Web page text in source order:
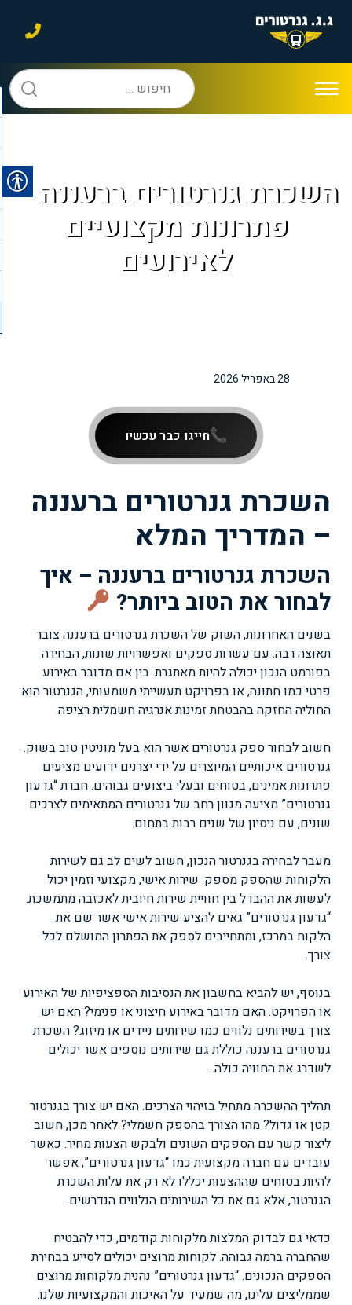
חיפוש:
השכרת גנרטורים ברעננה –
פתרונות מקצועיים
לאירועים
28 באפריל 2026
חייגו כבר עכשיו
השכרת גנרטורים ברעננה
– המדריך המלא
השכרת גנרטורים ברעננה – איך
לבחור את הטוב ביותר?
בשנים האחרונות, השוק של השכרת גנרטורים ברעננה צובר
תאוצה רבה. עם עשרות ספקים ואפשרויות שונות, הבחירה
בפורמט הנכון יכולה להיות מאתגרת. בין אם מדובר באירוע
פרטי כמו חתונה, או בפרויקט תעשייתי משמעותי, הגנרטור הוא
החוליה החזקה בהבטחת זמינות אנרגיה חשמלית רציפה.
חשוב לבחור ספק גנרטורים אשר הוא בעל מוניטין טוב בשוק.
גנרטורים איכותיים המיוצרים על ידי יצרנים ידועים מציעים
פתרונות אמינים, בטוחים ובעלי ביצועים גבוהים. חברת “גדעון
גנרטורים” מציעה מגוון רחב של גנרטורים המתאימים לצרכים
שונים, עם ניסיון של שנים רבות בתחום.
מעבר לבחירה בגנרטור הנכון, חשוב לשים לב גם לשירות
הלקוחות שהספק מספק. שירות אישי, מקצועי וזמין יכול
לעשות את ההבדל בין חוויית שירות חיובית לאכזבה מתמשכת.
“גדעון גנרטורים” גאים להציע שירות אישי אשר שם את
הלקוח במרכז, ומתחייבים לספק את הפתרון המושלם לכל
צורך.
בנוסף, יש להביא בחשבון את הנסיבות הספציפיות של האירוע
או הפרויקט. האם מדובר באירוע חיצוני או פנימי? האם יש
צורך בשירותים נלווים כמו שירותים ניידים או מיזוג? השכרת
גנרטורים ברעננה כוללת גם שירותים נוספים אשר יכולים
לשדרג את החוויה כולה.
תהליך ההשכרה מתחיל בזיהוי הצרכים. האם יש צורך בגנרטור
קטן או גדול? מהו הצורך בהספק חשמלי? לאחר מכן, חשוב
ליצור קשר עם הספקים השונים ולבקש הצעות מחיר. כאשר
עובדים עם חברה מקצועית כמו “גדעון גנרטורים”, אפשר
להיות בטוחים שההצעות יכללו לא רק את עלות השכרת
הגנרטור, אלא גם את כל השירותים הנלווים הנדרשים.
כדאי גם לבדוק המלצות מלקוחות קודמים, כדי להבטיח
שהחברה ברמה גבוהה. לקוחות מרוצים יכולים לסייע בבחירת
הספקים הנכונים. “גדעון גנרטורים” נהנית מלקוחות מרוצים
שממליצים עלינו, מה שמעיד על האיכות והמקצועיות שלנו.